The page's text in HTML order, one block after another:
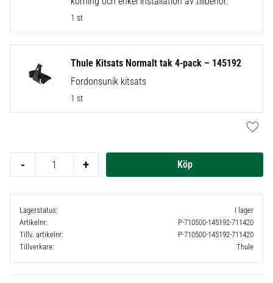
1 st
Thule Kitsats Normalt tak 4-pack – 145192
Fordonsunik kitsats
1 st
+
-
Lagerstatus
I lager
Artikelnr
P-710500-145192-711420
Tillv. artikelnr
P-710500-145192-711420
Tillverkare
Thule